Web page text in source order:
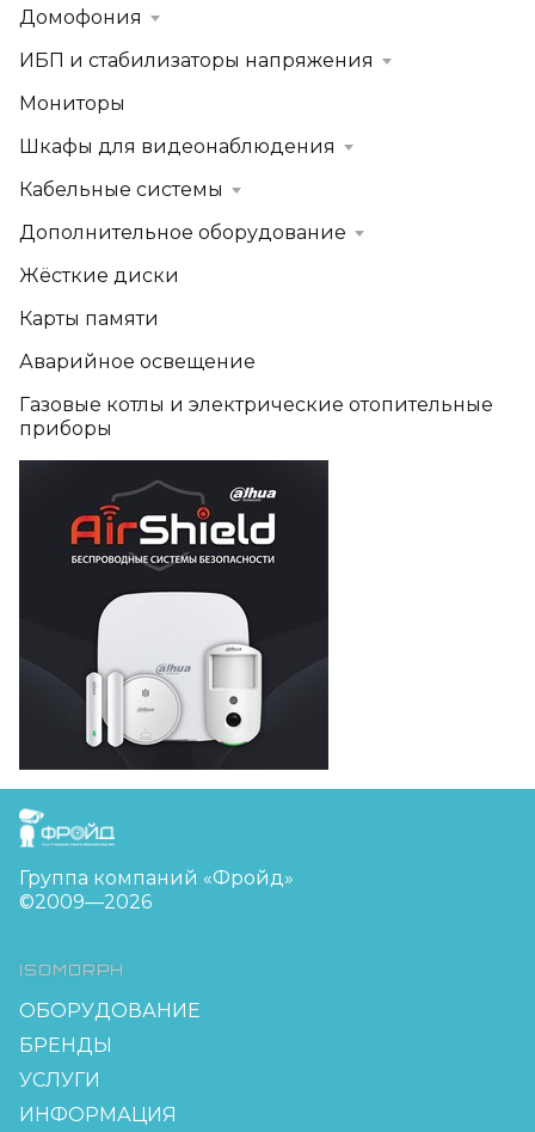
Домофония
Мониторы
Шкафы для видеонаблюдения
Кабельные системы
Карты памяти
Газовые котлы и электрические отопительные
приборы
FreudGroup
Группа компаний «Фройд»
ISOMORPH
ОБОРУДОВАНИЕ
БРЕНДЫ
УСЛУГИ